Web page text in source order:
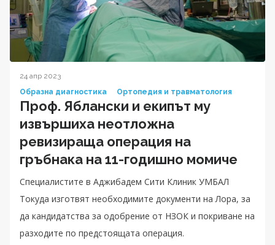
24 апр 2023
Образна диагностика
Ортопедия и травматология
Проф. Яблански и екипът му
извършиха неотложна
ревизираща операция на
гръбнака на 11-годишно момиче
Специалистите в Аджибадем Сити Клиник УМБАЛ
Токуда изготвят необходимите документи на Лора, за
да кандидатства за одобрение от НЗОК и покриване на
разходите по предстоящата операция.